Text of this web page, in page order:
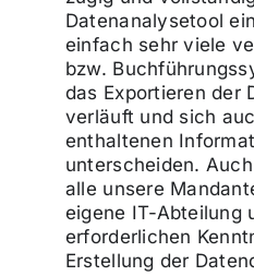
Datenanalysetool
einfach sehr viele
bzw.
das Exportieren der
verläuft und sich
enthaltenen
unterscheiden.
alle unsere
eigene IT-Abteilung
erforderlichen
Erstellung der